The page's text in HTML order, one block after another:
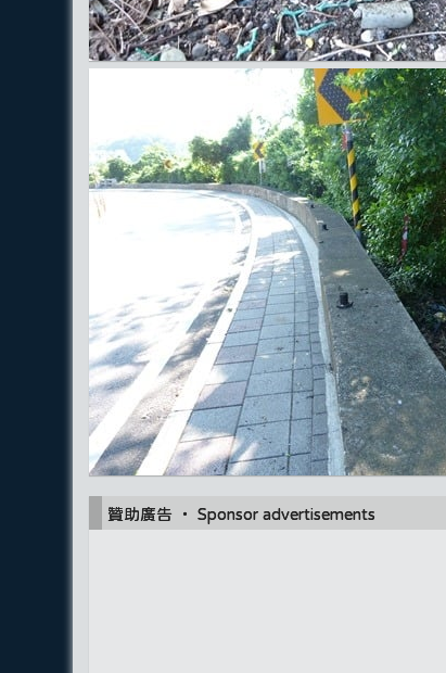
贊助廣告 ‧ Sponsor advertisements